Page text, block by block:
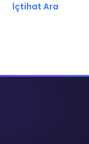
İçtihat Ara